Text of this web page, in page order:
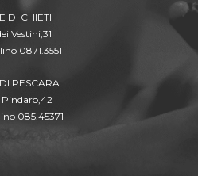
DI CHIETI
Vestini,31
0871.3551
PESCARA
Pindaro,42
085.45371